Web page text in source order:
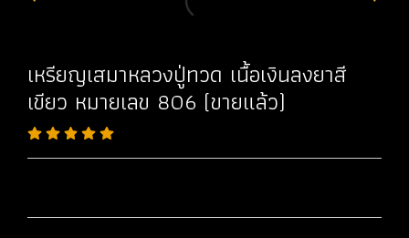
เหรียญเสมาหลวงปู่ทวด เนื้อเงินลงยาสี
เขียว หมายเลข 806 (ขายแล้ว)